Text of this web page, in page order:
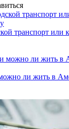
транспорт или
ли жить в